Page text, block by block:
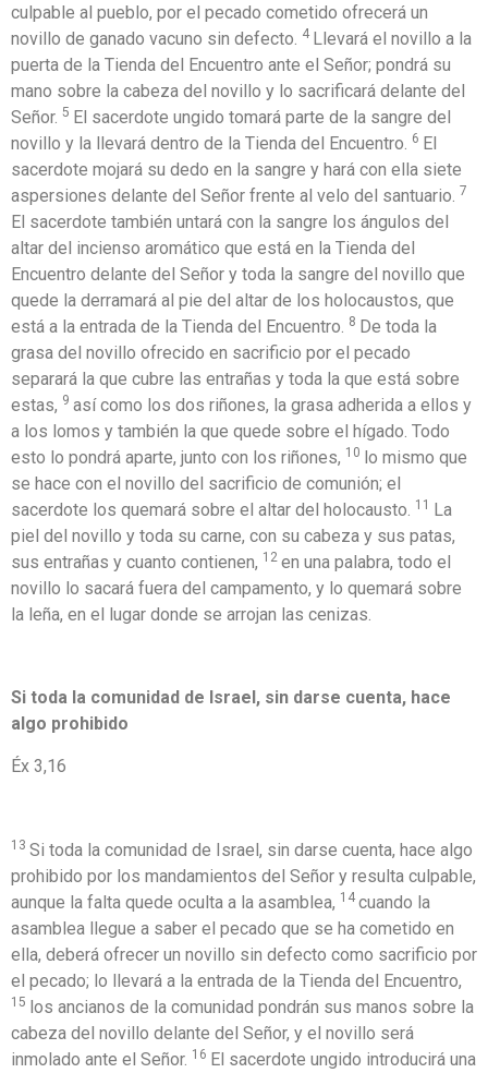
culpable al pueblo, por el pecado cometido ofrecerá un
novillo de ganado vacuno sin defecto.
4 Llevará el novillo a la
puerta de la Tienda del Encuentro ante el Señor; pondrá su
mano sobre la cabeza del novillo y lo sacrificará delante del
Señor. 5 El sacerdote ungido tomará parte de la sangre del
novillo y la llevará dentro de la Tienda del Encuentro.
6 El
sacerdote mojará su dedo en la sangre y hará con ella siete
aspersiones delante del Señor frente al velo del santuario. 7
El sacerdote también untará con la sangre los ángulos del
altar del incienso aromático que está en la Tienda del
Encuentro delante del Señor y toda la sangre del novillo que
quede la derramará al pie del altar de los holocaustos, que
está a la entrada de la Tienda del Encuentro.
8 De toda la
grasa del novillo ofrecido en sacrificio por el pecado
separará la que cubre las entrañas y toda la que está sobre
estas, 9 así como los dos riñones, la grasa adherida a ellos y
a los lomos y también la que quede sobre el hígado. Todo
esto lo pondrá aparte, junto con los riñones, 10 lo mismo que
se hace con el novillo del sacrificio de comunión; el
sacerdote los quemará sobre el altar del holocausto.
11 La
piel del novillo y toda su carne, con su cabeza y sus patas,
sus entrañas y cuanto contienen, 12 en una palabra, todo el
novillo lo sacará fuera del campamento, y lo quemará sobre
la leña, en el lugar donde se arrojan las cenizas.
Si toda la comunidad de Israel, sin darse cuenta, hace
algo prohibido
Éx 3,16
13 Si toda la comunidad de Israel, sin darse cuenta, hace algo
prohibido por los mandamientos del Señor y resulta culpable,
aunque la falta quede oculta a la asamblea, 14 cuando la
asamblea llegue a saber el pecado que se ha cometido en
ella, deberá ofrecer un novillo sin defecto como sacrificio por
el pecado; lo llevará a la entrada de la Tienda del Encuentro,
15 los ancianos de la comunidad pondrán sus manos sobre la
cabeza del novillo delante del Señor, y el novillo será
inmolado ante el Señor. 16 El sacerdote ungido introducirá una